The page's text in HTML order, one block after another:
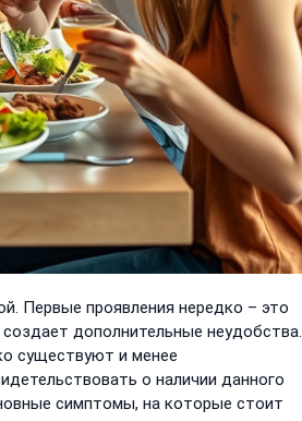
Первые проявления нередко – это
дополнительные неудобства.
существуют и менее
о наличии данного
симптомы, на которые стоит